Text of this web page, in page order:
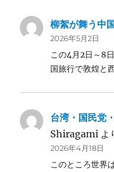
柳絮が舞う中
2026年5月2日
この4月2日～8
国旅行で敦煌と
台湾・国民党
Shiragami よ
2026年4月18日
このところ世界